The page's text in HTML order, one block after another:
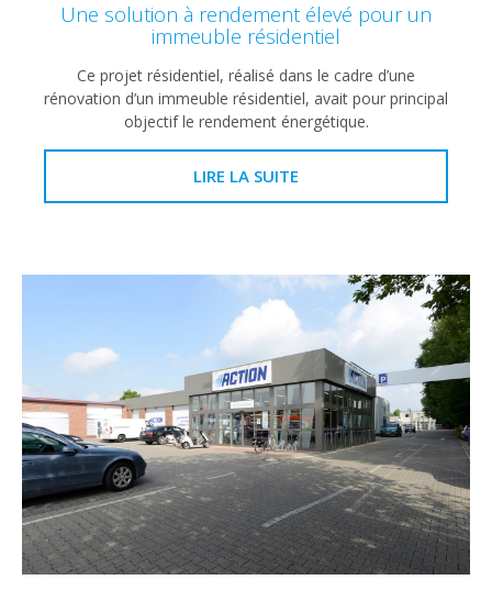
Une solution à rendement élevé pour un
immeuble résidentiel
Ce projet résidentiel, réalisé dans le cadre d’une
rénovation d’un immeuble résidentiel, avait pour principal
objectif le rendement énergétique.
LIRE LA SUITE